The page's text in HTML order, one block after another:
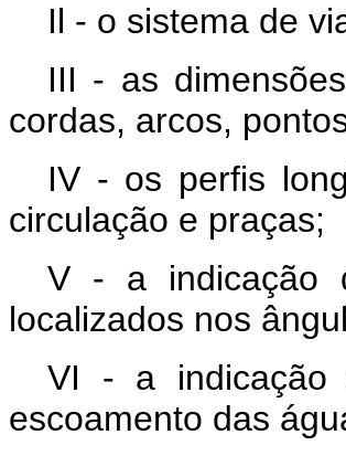
Il - o sistema de
III - as
cordas, arcos,
IV - os perfis
circulação e praças;
V - a indicação
localizados nos
VI - a indicação
escoamento das